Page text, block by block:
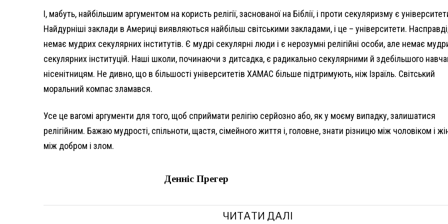
І, мабуть, найбільшим аргументом на користь релігії, заснованої на Біблії, і проти секуляризму є
Найдурніші заклади в Америці виявляються найбільш світськими закладами, і це – університети.
немає мудрих секулярних інститутів. Є мудрі секулярні люди і є нерозумні релігійні особи, але немає
секулярних інституцій. Наші школи, починаючи з дитсадка, є радикально секулярними й здебільшого
нісенітницям. Не дивно, що в більшості університетів ХАМАС більше підтримують, ніж Ізраїль. Світський
моральний компас зламався.
Усе це вагомі аргументи для того, щоб сприймати релігію серйозно або, як у моєму випадку, залишатися
релігійним. Бажаю мудрості, спільноти, щастя, сімейного життя і, головне, знати різницю між чоловіком і
між добром і злом.
Денніс Прегер
ЧИТАТИ ДАЛІ